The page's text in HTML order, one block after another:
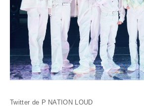
Twitter de P NATION LOUD